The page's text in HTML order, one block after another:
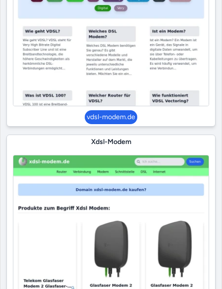
vdsl-modem.de
Xdsl-Modem